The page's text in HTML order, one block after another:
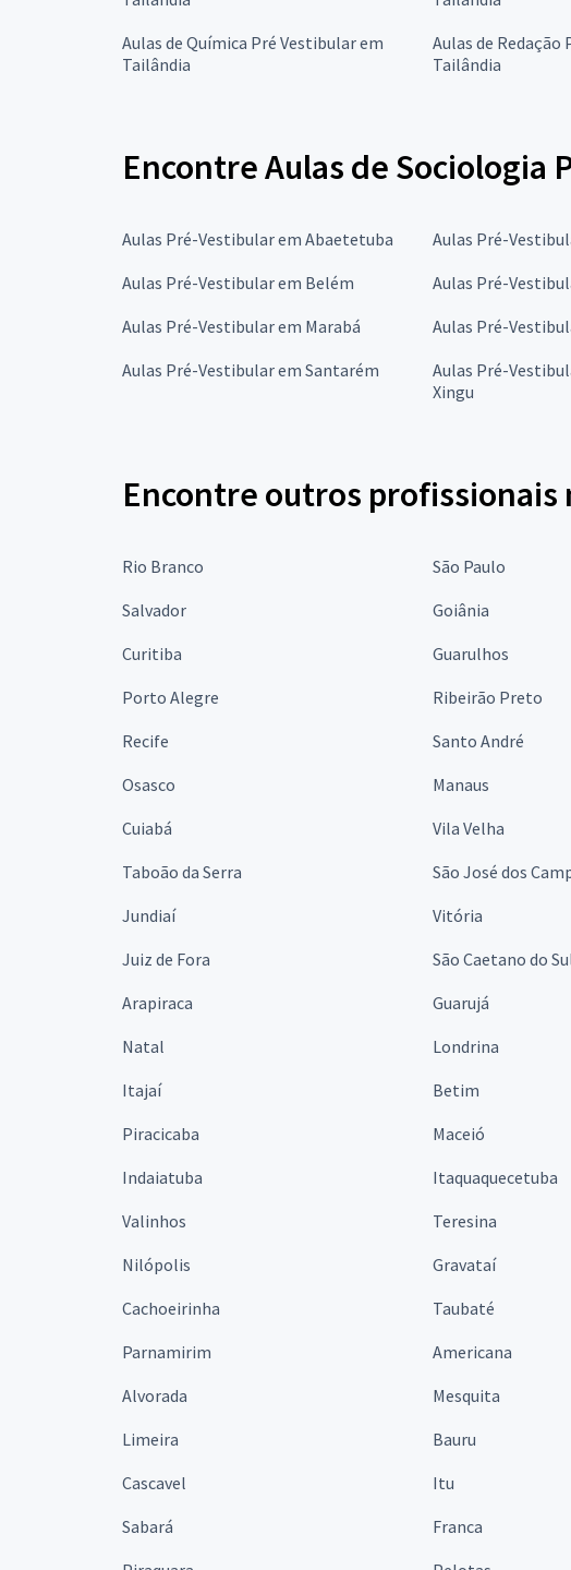
Aulas de Química Pré Vestibular em
Tailândia
Aulas de Redação
Tailândia
Encontre Aulas de Sociologia
Aulas Pré-Vestibular em Abaetetuba Aulas Pré-
Aulas Pré-Vestibular em Belém
Aulas Pré-
Aulas Pré-Vestibular em Marabá
Aulas Pré-
Aulas Pré-Vestibular em Santarém
Aulas Pré-
Xingu
Encontre outros profissionais
Rio Branco São Paulo
Salvador
Goiânia
Curitiba
Guarulhos
Porto Alegre
Ribeirão Preto
Recife
Santo André
Osasco
Manaus
Cuiabá
Vila Velha
Taboão da Serra
São José dos
Jundiaí
Vitória
Juiz de Fora
São Caetano do
Arapiraca
Guarujá
Natal
Londrina
Itajaí
Betim
Piracicaba
Maceió
Indaiatuba
Itaquaquecetuba
Valinhos
Teresina
Nilópolis
Gravataí
Cachoeirinha
Taubaté
Parnamirim
Americana
Alvorada
Mesquita
Limeira
Bauru
Cascavel
Itu
Sabará
Franca